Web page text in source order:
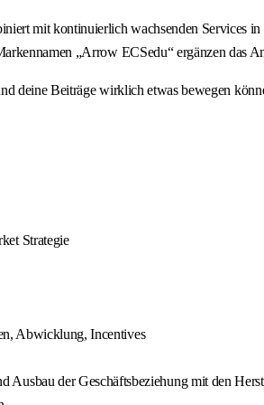
mit kontinuierlich wachsenden Services in
„Arrow ECSedu“ ergänzen das
Beiträge wirklich etwas bewegen
Strategie
Abwicklung, Incentives
Ausbau der Geschäftsbeziehung mit den